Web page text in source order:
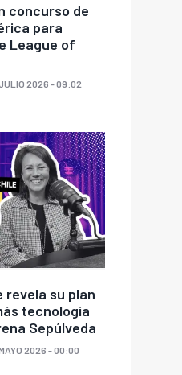
concurso de
para
League of
2026 - 09:02
revela su plan
tecnología
Sepúlveda
2026 - 00:00